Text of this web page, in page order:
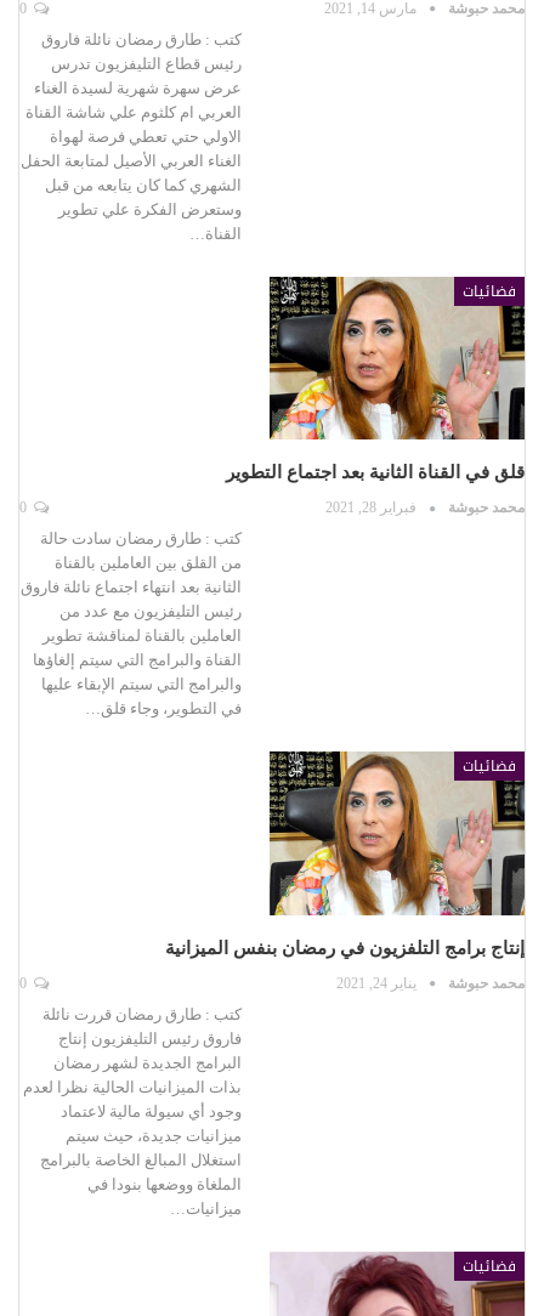
محمد حبوشة مارس 14, 2021
كتب : طارق رمضان نائلة فاروق
رئيس قطاع التليفزيون تدرس
عرض سهرة شهرية لسيدة الغناء
العربي ام كلثوم علي شاشة القناة
الاولي حتي تعطي فرصة لهواة
الغناء العربي الأصيل لمتابعة الحفل
الشهري كما كان يتابعه من قبل
وستعرض الفكرة علي تطوير
القناة…
فضائيات
قلق في القناة الثانية بعد اجتماع التطوير
محمد حبوشة فبراير 28, 2021
كتب : طارق رمضان سادت حالة
من القلق بين العاملين بالقناة
الثانية بعد انتهاء اجتماع نائلة فاروق
رئيس التليفزيون مع عدد من
العاملين بالقناة لمناقشة تطوير
القناة والبرامج التي سيتم إلغاؤها
والبرامج التي سيتم الإبقاء عليها
في التطوير، وجاء قلق…
فضائيات
إنتاج برامج التلفزيون في رمضان بنفس الميزانية
محمد حبوشة يناير 24, 2021
كتب : طارق رمضان قررت نائلة
فاروق رئيس التليفزيون إنتاج
البرامج الجديدة لشهر رمضان
بذات الميزانيات الحالية نظرا لعدم
وجود أي سيولة مالية لاعتماد
ميزانيات جديدة، حيث سيتم
استغلال المبالغ الخاصة بالبرامج
الملغاة ووضعها بنودا في
ميزانيات…
فضائيات